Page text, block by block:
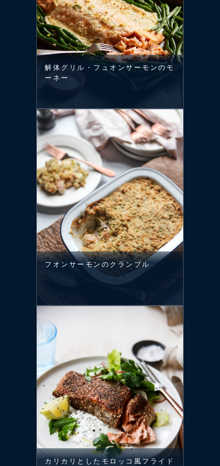
解体グリル・フュオンサーモンのモ
ーネー
フオンサーモンのクランブル
カリカリとしたモロッコ風フライド